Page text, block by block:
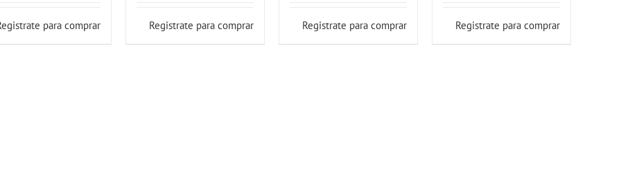
para comprar Registrate para comprar Registrate para comprar Registrate para comprar